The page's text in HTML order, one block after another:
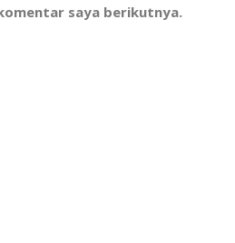
saya berikutnya.